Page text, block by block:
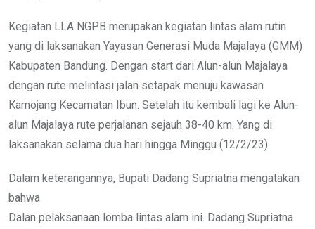
Kegiatan LLA NGPB merupakan kegiatan lintas alam rutin
yang di laksanakan Yayasan Generasi Muda Majalaya (GMM)
Kabupaten Bandung. Dengan start dari Alun-alun Majalaya
dengan rute melintasi jalan setapak menuju kawasan
Kamojang Kecamatan Ibun. Setelah itu kembali lagi ke Alun-
alun Majalaya rute perjalanan sejauh 38-40 km. Yang di
laksanakan selama dua hari hingga Minggu (12/2/23).
Dalam keterangannya, Bupati Dadang Supriatna mengatakan
bahwa
Dalan pelaksanaan lomba lintas alam ini. Dadang Supriatna